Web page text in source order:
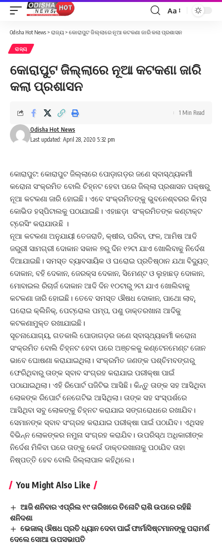
Font
Aa
Odisha Hot News > ରାଜ୍ୟ > କୋରାପୁଟ ଜିଲ୍ଲାରେ ନୂଆ କଟକଣା ଜାରି କଲା ପ୍ରଶାସନ
ରାଜ୍ୟ
କୋରାପୁଟ ଜିଲ୍ଲାରେ ନୂଆ କଟକଣା ଜାରି
କଲା ପ୍ରଶାସନ
Last updated: April 28, 2020 5:32 pm
Odisha Hot News
1 Min Read
କୋରାପୁଟ: କୋରାପୁଟ ଜିଲ୍ଲାରେ ପୋଡ଼ାଗଡ଼ର ଜଣେ ସ୍ବାସ୍ଥ୍ୟକର୍ମୀ
କରୋନା ସଂକ୍ରମିତ ବୋଲି ଚିହ୍ନଟ ହେବା ପରେ ଜିଲ୍ଲା ପ୍ରଶାସନ ପକ୍ଷରୁ
ନୂଆ କଟକଣା ଜାରି ହୋଇଛି। ଏବେ ସଂକ୍ରମିତଙ୍କୁ ଭୁବନେଶ୍ବରର କିମ୍ସ
କୋଭିଡ ହସ୍ପିଟାଲକୁ ପଠାଯାଇଛି। ଏହାଛଡ଼ା ସଂକ୍ରମିତଙ୍କ କଣ୍ଟାକ୍ଟ
ଟ୍ରେସିଂ କରାଯାଉଛି ।
ନୂଆ କଟକଣା ଅନୁଯାୟୀ ତେଜରାତି, କ୍ଷୀର, ପରିବା, ଫଳ, ଆମିଷ ଆଦି
ଜରୁରୀ ସାମଗ୍ରୀ ଦୋକାନ ସକାଳ ୭ରୁ ଦିନ ୧୨ଟା ଯାଏ ଖୋଲିବାକୁ ନିର୍ଦେଶ
ଦିଆଯାଇଛି। ସମସ୍ତ ବ୍ୟାବସାୟିକ ଓ ଘରୋଇ ପ୍ରତିଷ୍ଠାନ ଯଥା ବିଦ୍ୟୁତ୍
ଦୋକାନ, ବହି ଦେକାନ, ଜେରକ୍ସ ଦେକାନ, ସିମେଣ୍ଟ ଓ ଲୁହାଛଡ଼ ଦୋକାନ,
ମୋବାଇଲ ରିଚାର୍ଜ ଦୋକାନ ଆଦି ଦିନ ୧୦ଟାରୁ ୨ଟା ଯାଏ ଖୋଲିବାକୁ
କଟକଣା ଜାରି ହୋଇଛି। ତେବେ ସମସ୍ତ ଔଷଧ ଦୋକାନ, ପାଥୋ ଲାବ୍,
ଘରୋଇ କ୍ଲିନିକ୍, ପେଟ୍ରୋଲ ପମ୍ପ, ପଶୁ ଡାକ୍ତରଖାନା ଆଦିକୁ
କଟକଣାମୁକ୍ତ ରଖାଯାଇଛି।
ସୂଚନାଯୋଗ୍ୟ, ଗତକାଲି ପୋଡାଗଡ଼ର ଜଣେ ସ୍ବାସ୍ଥ୍ୟକର୍ମୀ କରୋନା
ସଂକ୍ରମିତ ବୋଲି ଚିହ୍ନଟ ହେବା ପରେ ଅଞ୍ଚଳକୁ କଣ୍ଟେନମେଣ୍ଟ ଜୋନ
ଭାବେ ଘୋଷଣା କରାଯାଇଥିଲା। ସଂକ୍ରମିତ ଜଣଙ୍କ ପଶ୍ଚିମବଙ୍ଗରୁ
ଫେରିଥିବାରୁ ତାଙ୍କ ସ୍ବାବ ସଂଗ୍ରହ କରାଯାଇ ପରୀକ୍ଷା ପାଇଁ
ପଠାଯାଇଥିଲା। ଏହି ରିପୋର୍ଟ ପଜିଟିଭ ଆସିଛି। କିନ୍ତୁ ତାଙ୍କ ସହ ଆସିଥିବା
ଲୋକଙ୍କ ରିପୋର୍ଟ ନେଗେଟିଭ ଆସିଥିଲା। ତାଙ୍କ ସହ ସଂସ୍ପର୍ଶରେ
ଆସିଥିବା ସବୁ ଲୋକଙ୍କୁ ଚିହ୍ନଟ କରାଯାଇ ସଙ୍ଗରୋଧରେ ରଖାଯିବ।
ସେମାନଙ୍କ ସ୍ବାବ ସଂଗ୍ରହ କରାଯାଇ ପରୀକ୍ଷା ପାଇଁ ପଠାଯିବ। ଏଥିସହ
ବିଭିନ୍ନ ଲୋକଙ୍କର ନମୁନା ସଂଗ୍ରହ କରାଯିବ। ଉପରିସ୍ଥ ଅଧିକାରୀଙ୍କ
ନିର୍ଦେଶ ମିଳିବା ପରେ ତାଙ୍କୁ କେଉଁ ଡାକ୍ତରଖାନାକୁ ପଠାଯିବ ତାହା
ନିଷ୍ପତ୍ତି ହେବ ବୋଲି ଜିଲ୍ଲାପାଳ କହିଥିଲେ।
You Might Also Like
ଆଜି ଶନିବାର ଏପ୍ରିଲ ୧୯ ତାରିଖରେ ତିନୋଟି ରାଶି ଉପରେ ରହିଛି
ଶନିଦଶା
ଭେଜାଲ୍ ଔଷଧ ପ୍ରତି ଧ୍ୟାନ ଦେବା ପାଇଁ ଫାର୍ମାସିଷ୍ଟମାନଙ୍କୁ ପରାମର୍ଶ
ଦେଲେ ସୋଆ ଉପସଭାପତି